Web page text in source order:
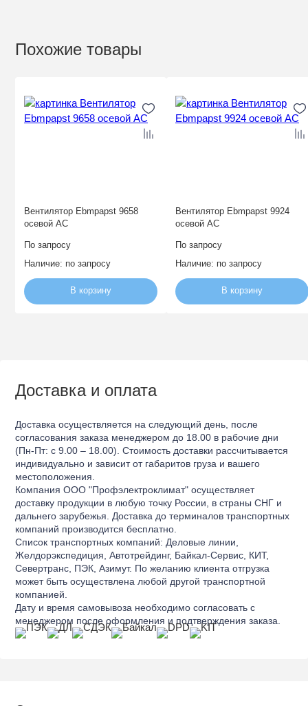
Похожие товары
Вентилятор Ebmpapst 9658
осевой AC
По запросу
Наличие: по запросу
В корзину
Вентилятор Ebmpapst 9924
осевой AC
По запросу
Наличие: по запросу
В корзину
Доставка и оплата
Доставка осуществляется на следующий день, после
согласования заказа менеджером до 18.00 в рабочие дни
(Пн-Пт: с 9.00 – 18.00). Стоимость доставки рассчитывается
индивидуально и зависит от габаритов груза и вашего
местоположения.
Компания ООО "Профэлектроклимат" осуществляет
доставку продукции в любую точку России, в страны СНГ и
дальнего зарубежья. Доставка до терминалов транспортных
компаний производится бесплатно.
Список транспортных компаний: Деловые линии,
Желдорэкспедиция, Автотрейдинг, Байкал-Сервис, КИТ,
Севертранс, ПЭК, Азимут. По желанию клиента отгрузка
может быть осуществлена любой другой транспортной
компанией.
Дату и время самовывоза необходимо согласовать с
менеджером после оформления и подтверждения заказа.